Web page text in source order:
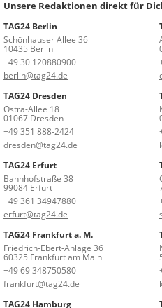
Unsere Redaktionen direkt für
TAG24 Berlin
Schönhauser Allee 36
10435 Berlin
+49 30 120880900
berlin@tag24.de
TAG24 Dresden
Ostra-Allee 18
01067 Dresden
+49 351 888-2424
dresden@tag24.de
TAG24 Erfurt
Bahnhofstraße 38
99084 Erfurt
+49 361 34947880
erfurt@tag24.de
TAG24 Frankfurt a. M.
Friedrich-Ebert-Anlage 36
60325 Frankfurt am Main
+49 69 348750580
frankfurt@tag24.de
TAG24 Hamburg